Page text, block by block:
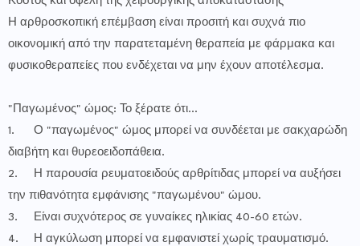
Η αρθροσκοπική επέμβαση είναι προσιτή και συχνά πιο
οικονομική από την παρατεταμένη θεραπεία με φάρμακα και
φυσικοθεραπείες που ενδέχεται να μην έχουν αποτέλεσμα.
"Παγωμένος" ώμος: Το ξέρατε ότι…
1.
Ο "παγωμένος" ώμος μπορεί να συνδέεται με σακχαρώδη
διαβήτη και θυρεοειδοπάθεια.
2.
Η παρουσία ρευματοειδούς αρθρίτιδας μπορεί να αυξήσει
την πιθανότητα εμφάνισης "παγωμένου" ώμου.
3.
Είναι συχνότερος σε γυναίκες ηλικίας 40-60 ετών.
4.
Η αγκύλωση μπορεί να εμφανιστεί χωρίς τραυματισμό.